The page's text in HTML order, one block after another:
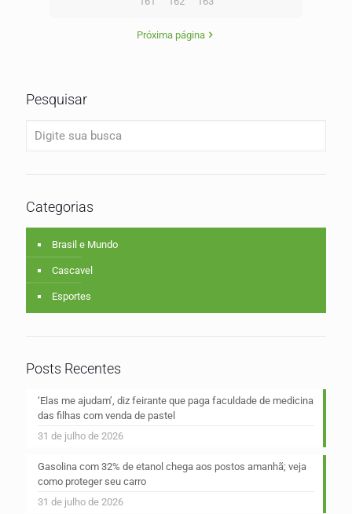
Próxima página
Pesquisar
Categorias
Brasil e Mundo
Cascavel
Esportes
Posts Recentes
‘Elas me ajudam’, diz feirante que paga faculdade de medicina
das filhas com venda de pastel
31 de julho de 2026
Gasolina com 32% de etanol chega aos postos amanhã; veja
como proteger seu carro
31 de julho de 2026